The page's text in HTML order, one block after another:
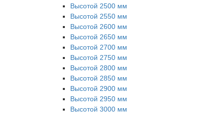
Высотой 2500 мм
Высотой 2550 мм
Высотой 2600 мм
Высотой 2650 мм
Высотой 2700 мм
Высотой 2750 мм
Высотой 2800 мм
Высотой 2850 мм
Высотой 2900 мм
Высотой 2950 мм
Высотой 3000 мм